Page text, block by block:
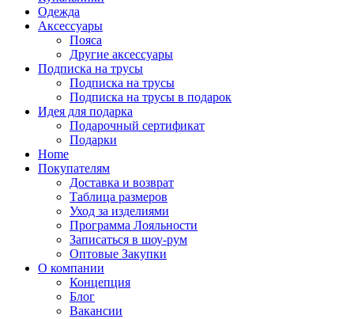
Одежда
Аксессуары
Пояса
Другие аксессуары
Подписка на трусы
Подписка на трусы
Подписка на трусы в подарок
Идея для подарка
Подарочный сертификат
Подарки
Home
Покупателям
Доставка и возврат
Таблица размеров
Уход за изделиями
Программа Лояльности
Записаться в шоу-рум
Оптовые Закупки
О компании
Концепция
Блог
Вакансии